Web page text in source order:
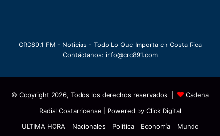
CRC89.1 FM - Noticias - Todo Lo Que Importa en Costa Rica
Contáctanos: info@crc891.com
© Copyright 2026, Todos los derechos reservados |
Cadena
Radial Costarricense | Powered by Click Digital
ULTIMA HORA
Nacionales Política Economía Mundo